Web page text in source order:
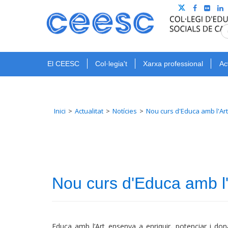
El CEESC Col·legia't Xarxa professional
Inici Actualitat Notícies Nou curs d'Educa amb
Nou curs d'Educa amb